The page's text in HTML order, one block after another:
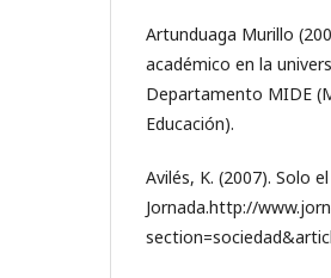
Artunduaga Murillo
académico en la
Departamento MIDE
Educación).
Avilés, K. (2007). Solo
Jornada.http://